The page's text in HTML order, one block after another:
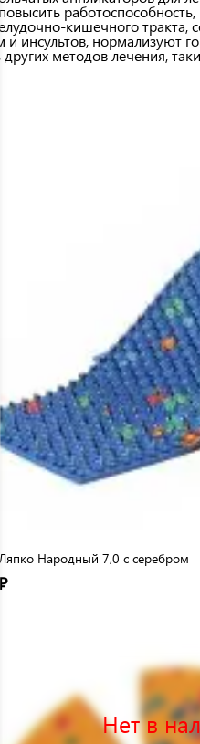
кишечного тракта,
и инсультов, нормализуют
методов лечения,
Народный 7,0 с серебром
Нет в